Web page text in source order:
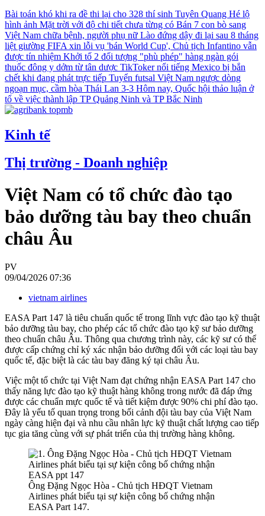
Bài toán khó khi ra đề thi lại cho 328 thí sinh Tuyên Quang Hé lộ
hình ảnh Mặt trời với độ chi tiết chưa từng có Bán 7 con bò sang
Việt Nam chữa bệnh, người phụ nữ Lào đứng dậy đi lại sau 8 tháng
liệt giường FIFA xin lỗi vụ 'bán World Cup', Chủ tịch Infantino vẫn
được tín nhiệm Khởi tố 2 đối tượng "phù phép" hàng ngàn gói
thuốc đông y dởm từ tân dược TikToker nổi tiếng Mexico bị bắn
chết khi đang phát trực tiếp Tuyển futsal Việt Nam ngược dòng
ngoạn mục, cầm hòa Thái Lan 3-3 Hôm nay, Quốc hội thảo luận ở
tổ về việc thành lập TP Quảng Ninh và TP Bắc Ninh
Kinh tế
Thị trường - Doanh nghiệp
Việt Nam có tổ chức đào tạo
bảo dưỡng tàu bay theo chuẩn
châu Âu
PV
09/04/2026 07:36
vietnam airlines
EASA Part 147 là tiêu chuẩn quốc tế trong lĩnh vực đào tạo kỹ thuật
bảo dưỡng tàu bay, cho phép các tổ chức đào tạo kỹ sư bảo dưỡng
theo chuẩn châu Âu. Thông qua chương trình này, các kỹ sư có thể
được cấp chứng chỉ ký xác nhận bảo dưỡng đối với các loại tàu bay
quốc tế, đặc biệt là các tàu bay đăng ký tại châu Âu.
Việc một tổ chức tại Việt Nam đạt chứng nhận EASA Part 147 cho
thấy năng lực đào tạo kỹ thuật hàng không trong nước đã đáp ứng
được các chuẩn mực quốc tế và tiết kiệm được 90% chi phí đào tạo.
Đây là yếu tố quan trọng trong bối cảnh đội tàu bay của Việt Nam
ngày càng hiện đại và nhu cầu nhân lực kỹ thuật chất lượng cao tiếp
tục gia tăng cùng với sự phát triển của thị trường hàng không.
Ông Đặng Ngọc Hòa - Chủ tịch HĐQT Vietnam
Airlines phát biểu tại sự kiện công bố chứng nhận
EASA Part 147.